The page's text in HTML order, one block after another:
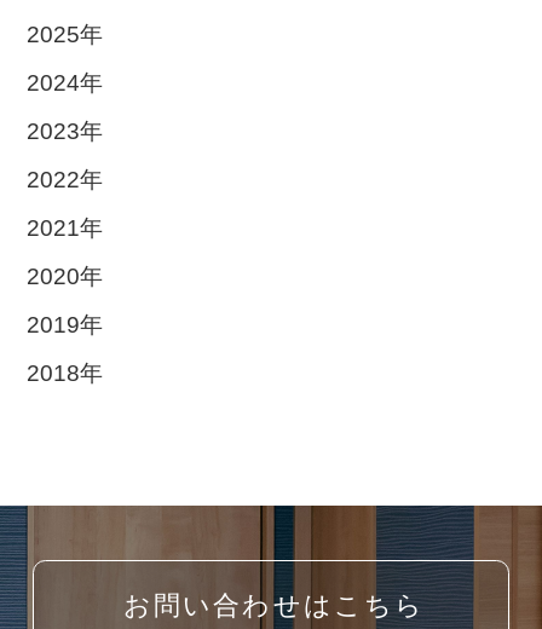
2025年
2024年
2023年
2022年
2021年
2020年
2019年
2018年
お問い合わせはこちら